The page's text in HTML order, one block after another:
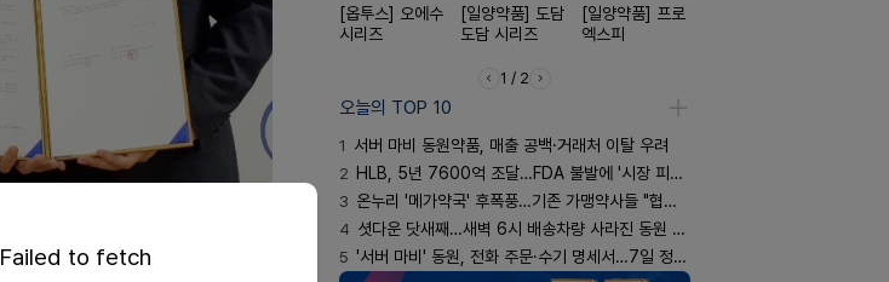
[옵투스] 오에수
시리즈
[일양약품] 도담
도담 시리즈
[일양약품] 프로
엑스피
1 / 2
오늘의 TOP 10
1 서버 마비 동원약품, 매출 공백·거래처 이탈 우려
2 HLB, 5년 7600억 조달…FDA 불발에 '시장 피로감'
3 온누리 '메가약국' 후폭풍…기존 가맹약사들 "협의체 만들자"
4 셧다운 닷새째…새벽 6시 배송차량 사라진 동원 물류센터
5 '서버 마비' 동원, 전화 주문·수기 명세서…7일 정상화 되나
Failed to fetch